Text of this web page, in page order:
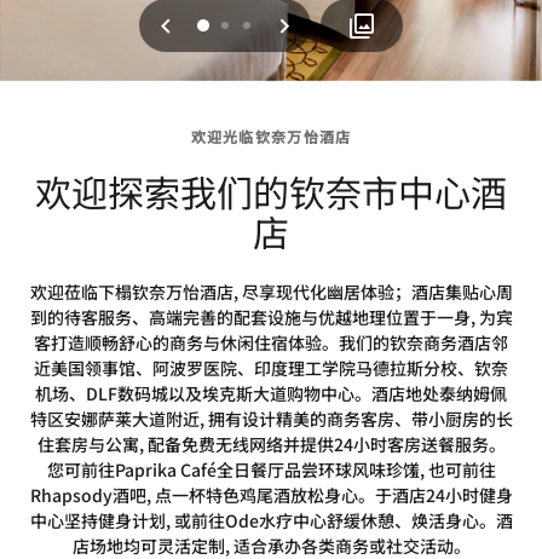
上一页
0 1 2 下一页
欢迎光临钦奈万怡酒店
欢迎探索我们的钦奈市中心酒
店
欢迎莅临下榻钦奈万怡酒店, 尽享现代化幽居体验；酒店集贴心周
到的待客服务、高端完善的配套设施与优越地理位置于一身, 为宾
客打造顺畅舒心的商务与休闲住宿体验。我们的钦奈商务酒店邻
近美国领事馆、阿波罗医院、印度理工学院马德拉斯分校、钦奈
机场、DLF数码城以及埃克斯大道购物中心。酒店地处泰纳姆佩
特区安娜萨莱大道附近, 拥有设计精美的商务客房、带小厨房的长
住套房与公寓, 配备免费无线网络并提供24小时客房送餐服务。
您可前往Paprika Café全日餐厅品尝环球风味珍馐, 也可前往
Rhapsody酒吧, 点一杯特色鸡尾酒放松身心。于酒店24小时健身
中心坚持健身计划, 或前往Ode水疗中心舒缓休憩、焕活身心。酒
店场地均可灵活定制, 适合承办各类商务或社交活动。